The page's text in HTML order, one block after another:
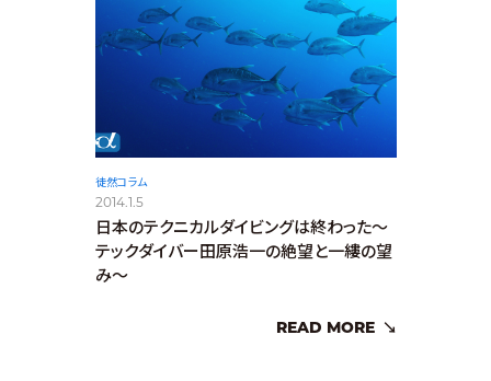
徒然コラム
2014.1.5
日本のテクニカルダイビングは終わった～
テックダイバー田原浩一の絶望と一縷の望
み～
READ MORE